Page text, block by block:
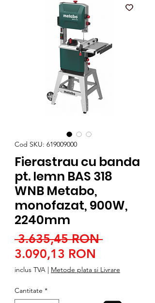
Cod SKU: 619009000
Fierastrau cu banda
pt. lemn BAS 318
WNB Metabo,
monofazat, 900W,
2240mm
3.635,45 RON Preț
3.090,13 RON
redus
inclus TVA | Metode plata si Livrare
Cantitate *